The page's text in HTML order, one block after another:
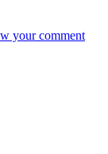
your comment